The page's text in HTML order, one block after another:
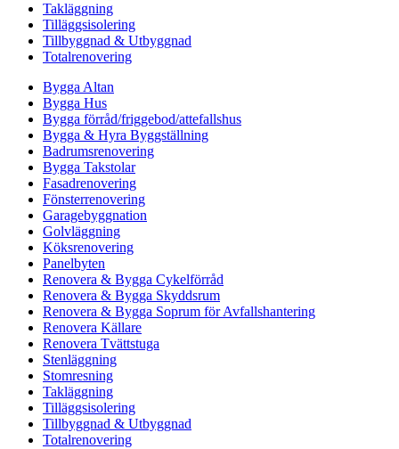
Takläggning
Tilläggsisolering
Tillbyggnad & Utbyggnad
Totalrenovering
Bygga Altan
Bygga Hus
Bygga förråd/friggebod/attefallshus
Bygga & Hyra Byggställning
Badrumsrenovering
Bygga Takstolar
Fasadrenovering
Fönsterrenovering
Garagebyggnation
Golvläggning
Köksrenovering
Panelbyten
Renovera & Bygga Cykelförråd
Renovera & Bygga Skyddsrum
Renovera & Bygga Soprum för Avfallshantering
Renovera Källare
Renovera Tvättstuga
Stenläggning
Stomresning
Takläggning
Tilläggsisolering
Tillbyggnad & Utbyggnad
Totalrenovering